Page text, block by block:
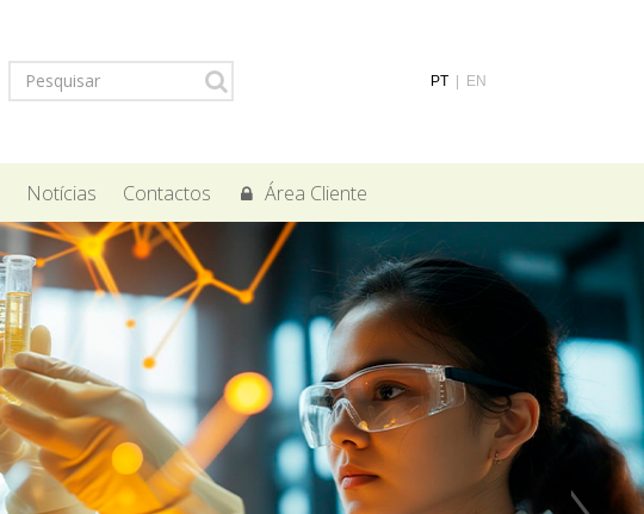
PT EN
Notícias Contactos Área Cliente